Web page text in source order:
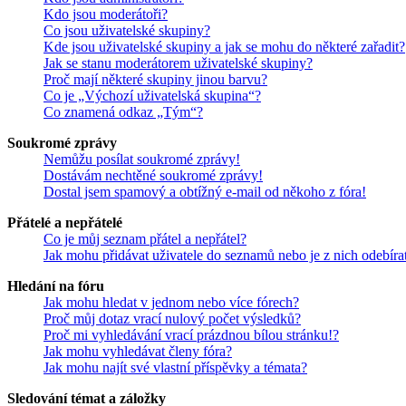
Kdo jsou moderátoři?
Co jsou uživatelské skupiny?
Kde jsou uživatelské skupiny a jak se mohu do některé zařadit?
Jak se stanu moderátorem uživatelské skupiny?
Proč mají některé skupiny jinou barvu?
Co je „Výchozí uživatelská skupina“?
Co znamená odkaz „Tým“?
Soukromé zprávy
Nemůžu posílat soukromé zprávy!
Dostávám nechtěné soukromé zprávy!
Dostal jsem spamový a obtížný e-mail od někoho z fóra!
Přátelé a nepřátelé
Co je můj seznam přátel a nepřátel?
Jak mohu přidávat uživatele do seznamů nebo je z nich
Hledání na fóru
Jak mohu hledat v jednom nebo více fórech?
Proč můj dotaz vrací nulový počet výsledků?
Proč mi vyhledávání vrací prázdnou bílou stránku!?
Jak mohu vyhledávat členy fóra?
Jak mohu najít své vlastní příspěvky a témata?
Sledování témat a záložky